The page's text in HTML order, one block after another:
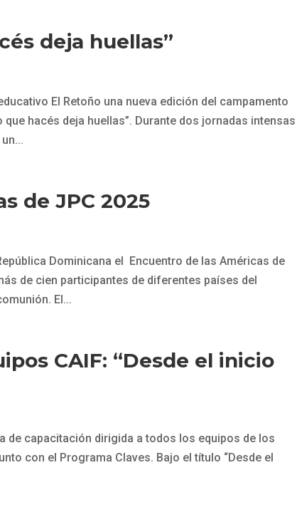
deja huellas”
El Retoño una nueva edición del campamento
hacés deja huellas”. Durante dos jornadas intensas
de JPC 2025
Dominicana el Encuentro de las Américas de
de cien participantes de diferentes países del
El...
CAIF: “Desde el inicio
de capacitación dirigida a todos los equipos de los
con el Programa Claves. Bajo el título “Desde el